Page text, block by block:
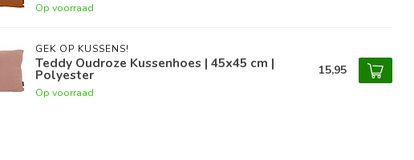
Op voorraad
GEK OP KUSSENS!
Teddy Oudroze Kussenhoes | 45x45 cm |
Polyester
Op voorraad
15,95